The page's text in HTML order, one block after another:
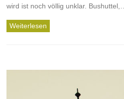
wird ist noch völlig unklar. Bushuttel,…
Weiterlesen